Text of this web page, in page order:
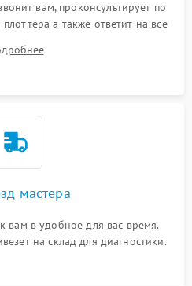
вам, проконсультирует по
а также ответит на все
мастера
вам в удобное для вас время.
на склад для диагностики.